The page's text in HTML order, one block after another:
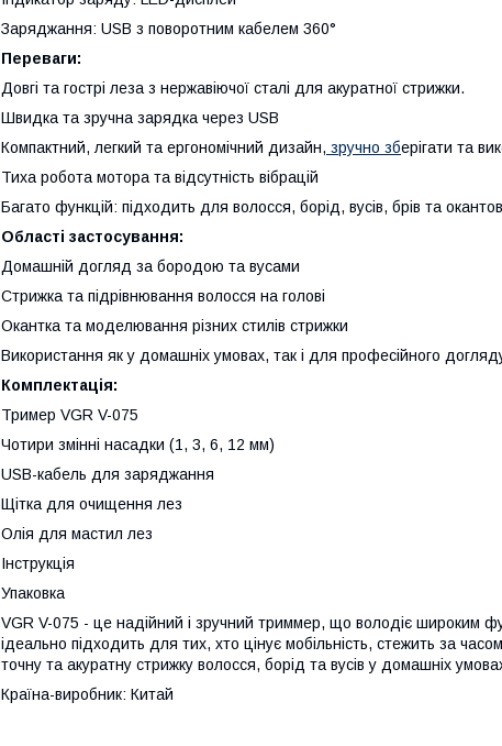
Заряджання: USB з поворотним кабелем 360°
Переваги:
Довгі та гострі леза з нержавіючої сталі для акуратної стрижки.
Швидка та зручна зарядка через USB
Компактний, легкий та ергономічний дизайн, зручно зберігати та
Тиха робота мотора та відсутність вібрацій
Багато функцій: підходить для волосся, борід, вусів, брів та
Області застосування:
Домашній догляд за бородою та вусами
Стрижка та підрівнювання волосся на голові
Окантка та моделювання різних стилів стрижки
Використання як у домашніх умовах, так і для професійного
Комплектація:
Тример VGR V-075
Чотири змінні насадки (1, 3, 6, 12 мм)
USB-кабель для заряджання
Щітка для очищення лез
Олія для мастил лез
Інструкція
Упаковка
VGR V-075 - це надійний і зручний триммер, що володіє широким
ідеально підходить для тих, хто цінує мобільність, стежить за
точну та акуратну стрижку волосся, борід та вусів у домашніх
Країна-виробник: Китай